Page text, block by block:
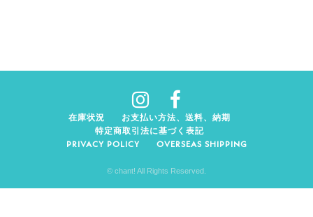
在庫状況
お支払い方法、送料、納期
特定商取引法に基づく表記
PRIVACY POLICY
OVERSEAS SHIPPING
© chant! All Rights Reserved.